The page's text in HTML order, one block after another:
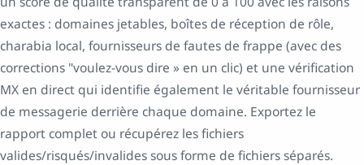
exactes : domaines jetables, boîtes de réception de rôle,
charabia local, fournisseurs de fautes de frappe (avec des
corrections "voulez-vous dire » en un clic) et une vérification
MX en direct qui identifie également le véritable fournisseur
de messagerie derrière chaque domaine. Exportez le
rapport complet ou récupérez les fichiers
valides/risqués/invalides sous forme de fichiers séparés.